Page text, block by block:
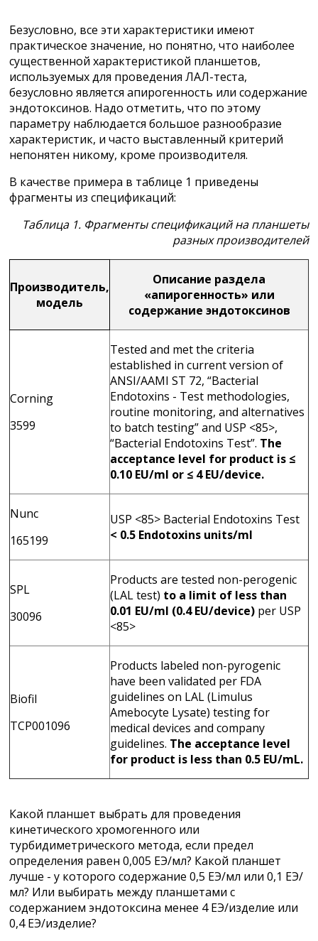
Безусловно, все эти характеристики имеют
практическое значение, но понятно, что наиболее
существенной характеристикой планшетов,
используемых для проведения ЛАЛ-теста,
безусловно является апирогенность или содержание
эндотоксинов. Надо отметить, что по этому
параметру наблюдается большое разнообразие
характеристик, и часто выставленный критерий
непонятен никому, кроме производителя.
В качестве примера в таблице 1 приведены
фрагменты из спецификаций:
Таблица 1. Фрагменты спецификаций на планшеты
разных производителей
Производитель,
модель
Описание раздела
«апирогенность» или
содержание эндотоксинов
Corning
3599
Tested and met the criteria
established in current version of
ANSI/AAMI ST 72, “Bacterial
Endotoxins - Test methodologies,
routine monitoring, and alternatives
to batch testing” and USP <85>,
“Bacterial Endotoxins Test”. The
acceptance level for product is ≤
0.10 EU/ml or ≤ 4 EU/device.
Nunc
165199
USP <85> Bacterial Endotoxins Test
< 0.5 Endotoxins units/ml
SPL
30096
Products are tested non-perogenic
(LAL test) to a limit of less than
0.01 EU/ml (0.4 EU/device) per USP
<85>
Biofil
TCP001096
Products labeled non-pyrogenic
have been validated per FDA
guidelines on LAL (Limulus
Amebocyte Lysate) testing for
medical devices and company
guidelines. The acceptance level
for product is less than 0.5 EU/mL.
Какой планшет выбрать для проведения
кинетического хромогенного или
турбидиметрического метода, если предел
определения равен 0,005 ЕЭ/мл? Какой планшет
лучше - у которого содержание 0,5 ЕЭ/мл или 0,1 ЕЭ/
мл? Или выбирать между планшетами с
содержанием эндотоксина менее 4 ЕЭ/изделие или
0,4 ЕЭ/изделие?